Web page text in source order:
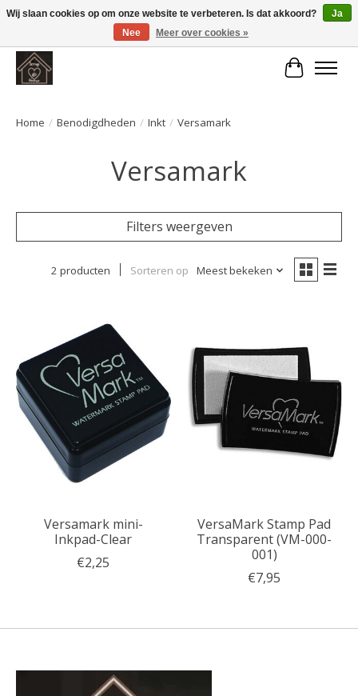
Large selection of products and fast shipping!
Home / Benodigdheden / Inkt / Versamark
Versamark
Filters weergeven
2 producten Sorteren op Meest bekeken
Versamark mini-
Inkpad-Clear
€2,25
VersaMark Stamp Pad
Transparent (VM-000-
001)
€7,95
Wij slaan cookies op om onze website te verbeteren. Is dat akkoord?
Ja
Nee
Meer over cookies »